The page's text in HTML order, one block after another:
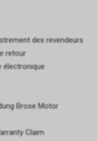
des revendeurs
retour
électronique
Brose Motor
Claim